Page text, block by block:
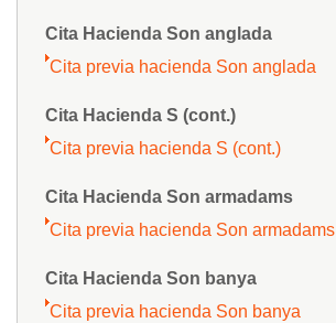
Cita Hacienda Son anglada
Cita previa hacienda Son anglada
Cita Hacienda S (cont.)
Cita previa hacienda S (cont.)
Cita Hacienda Son armadams
Cita previa hacienda Son armadams
Cita Hacienda Son banya
Cita previa hacienda Son banya